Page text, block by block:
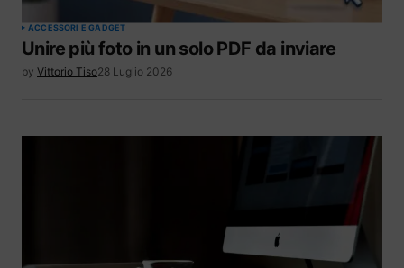
ACCESSORI E GADGET
Unire più foto in un solo PDF da inviare
by Vittorio Tiso28 Luglio 2026